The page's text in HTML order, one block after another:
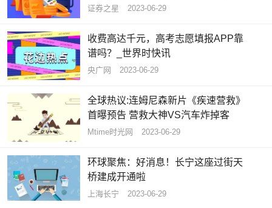
报
证券之星 2023-06-29
收费高达千元，高考志愿填报APP靠
谱吗？_世界时快讯
央广网 2023-06-29
全球热议:连姆尼森新片《疾速营救》
首曝预告 营救大神VS汽车炸掉客
Mtime时光网 2023-06-29
环球聚焦：好消息！长宁这座过街天
桥建成开通啦
上海长宁 2023-06-29